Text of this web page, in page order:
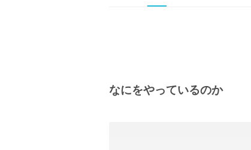
なにをやっているのか